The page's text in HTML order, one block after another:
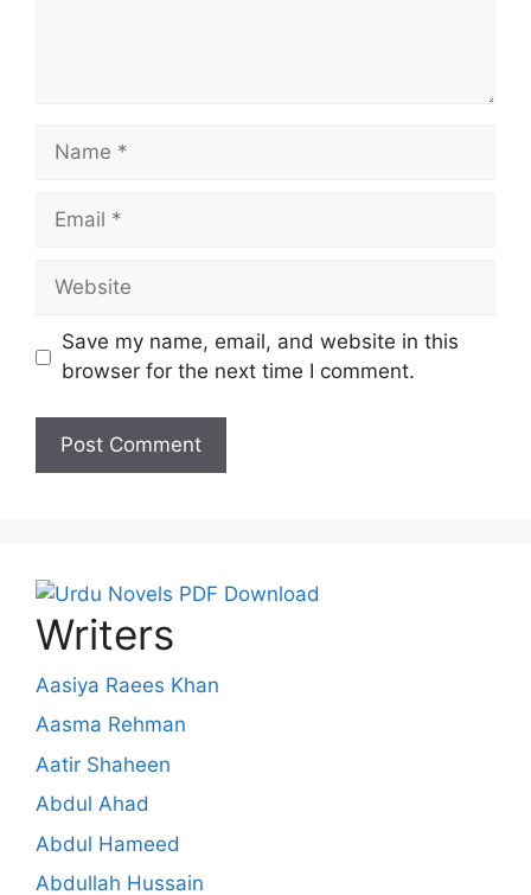
Name
Email
Website
Save my name, email, and website in this
browser for the next time I comment.
Writers
Aasiya Raees Khan
Aasma Rehman
Aatir Shaheen
Abdul Ahad
Abdul Hameed
Abdullah Hussain